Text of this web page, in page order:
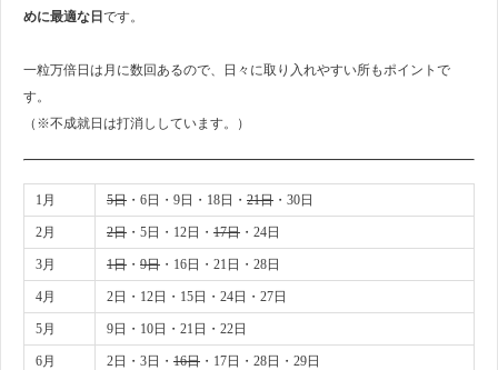
めに最適な日 です。
一粒万倍日は月に数回あるので、日々に取り入れやすい所もポイントで
す。
（※不成就日は打消ししています。）
1月 5日 ・6日・9日・18日・ 21日 ・30日
2月 2日 ・5日・12日・ 17日 ・24日
3月 1日 ・ 9日 ・16日・21日・28日
4月 2日・12日・15日・24日・27日
5月 9日・10日・21日・22日
6月 2日・3日・ 16日 ・17日・28日・29日